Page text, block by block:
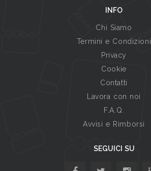
INFO
Chi Siamo
Termini e Condizioni
Privacy
Cookie
Contatti
Lavora con noi
F.A.Q.
Avvisi e Rimborsi
SEGUICI SU